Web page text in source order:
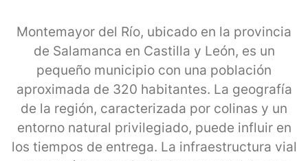
Montemayor del Río, ubicado en la provincia
de Salamanca en Castilla y León, es un
pequeño municipio con una población
aproximada de 320 habitantes. La geografía
de la región, caracterizada por colinas y un
entorno natural privilegiado, puede influir en
los tiempos de entrega. La infraestructura vial